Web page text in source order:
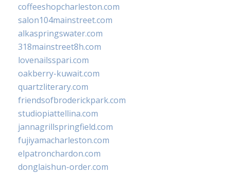
coffeeshopcharleston.com
salon104mainstreet.com
alkaspringswater.com
318mainstreet8h.com
lovenailsspari.com
oakberry-kuwait.com
quartzliterary.com
friendsofbroderickpark.com
studiopiattellina.com
jannagrillspringfield.com
fujiyamacharleston.com
elpatronchardon.com
donglaishun-order.com